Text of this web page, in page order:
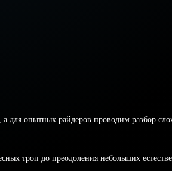
для опытных райдеров проводим разбор
троп до преодоления небольших